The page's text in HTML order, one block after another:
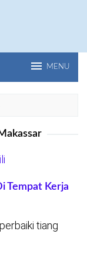
MENU
Tempat Kerja
tiang